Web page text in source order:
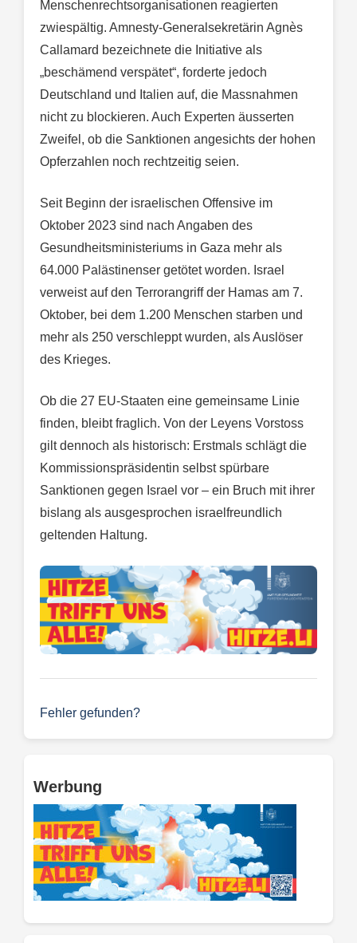
Menschenrechtsorganisationen reagierten
zwiespältig. Amnesty-Generalsekretärin Agnès
Callamard bezeichnete die Initiative als
„beschämend verspätet“, forderte jedoch
Deutschland und Italien auf, die Massnahmen
nicht zu blockieren. Auch Experten äusserten
Zweifel, ob die Sanktionen angesichts der hohen
Opferzahlen noch rechtzeitig seien.
Seit Beginn der israelischen Offensive im
Oktober 2023 sind nach Angaben des
Gesundheitsministeriums in Gaza mehr als
64.000 Palästinenser getötet worden. Israel
verweist auf den Terrorangriff der Hamas am 7.
Oktober, bei dem 1.200 Menschen starben und
mehr als 250 verschleppt wurden, als Auslöser
des Krieges.
Ob die 27 EU-Staaten eine gemeinsame Linie
finden, bleibt fraglich. Von der Leyens Vorstoss
gilt dennoch als historisch: Erstmals schlägt die
Kommissionspräsidentin selbst spürbare
Sanktionen gegen Israel vor – ein Bruch mit ihrer
bislang als ausgesprochen israelfreundlich
geltenden Haltung.
Fehler gefunden?
Werbung